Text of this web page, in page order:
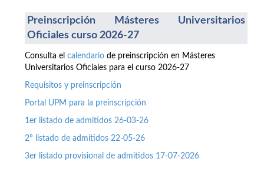
Preinscripción Másteres Universitarios
Oficiales curso 2026-27
Consulta el calendario de preinscripción en Másteres
Universitarios Oficiales para el curso 2026-27
Requisitos y preinscripción
Portal UPM para la preinscripción
1er listado de admitidos 26-03-26
2º listado de admitidos 22-05-26
3er listado provisional de admitidos 17-07-2026